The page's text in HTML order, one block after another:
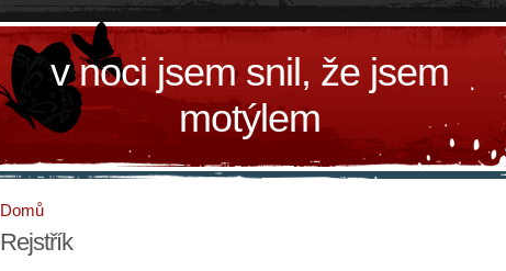
v noci jsem snil, že jsem
motýlem
Domů
Rejstřík